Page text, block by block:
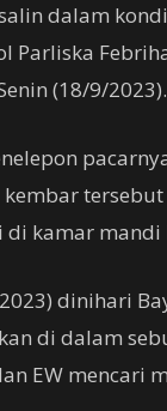
dalam
Parliska
(18/9/2023).
kamar
dinihari
di dalam
EW mencari